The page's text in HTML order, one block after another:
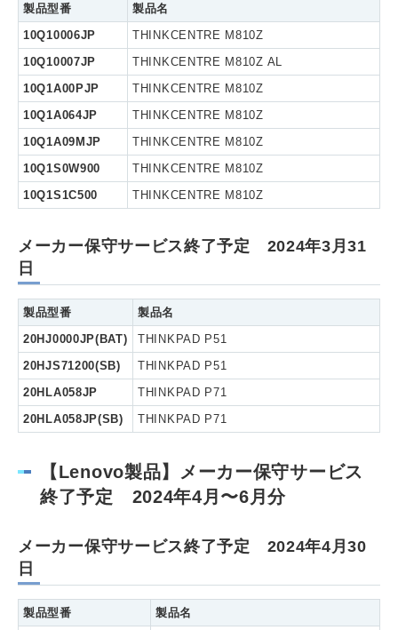
製品型番
製品名
10Q10006JP
THINKCENTRE M810Z
10Q10007JP
THINKCENTRE M810Z AL
10Q1A00PJP
THINKCENTRE M810Z
10Q1A064JP
THINKCENTRE M810Z
10Q1A09MJP
THINKCENTRE M810Z
10Q1S0W900
THINKCENTRE M810Z
10Q1S1C500
THINKCENTRE M810Z
メーカー保守サービス終了予定 2024年3月31
日
製品型番
製品名
20HJ0000JP(BAT)
THINKPAD P51
20HJS71200(SB)
THINKPAD P51
20HLA058JP
THINKPAD P71
20HLA058JP(SB)
THINKPAD P71
【Lenovo製品】メーカー保守サービス
終了予定 2024年4月〜6月分
メーカー保守サービス終了予定 2024年4月30
日
製品型番
製品名